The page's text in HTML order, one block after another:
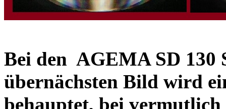
Bei den AGEMA SD 130
übernächsten Bild wird
behauptet, bei vermutlich